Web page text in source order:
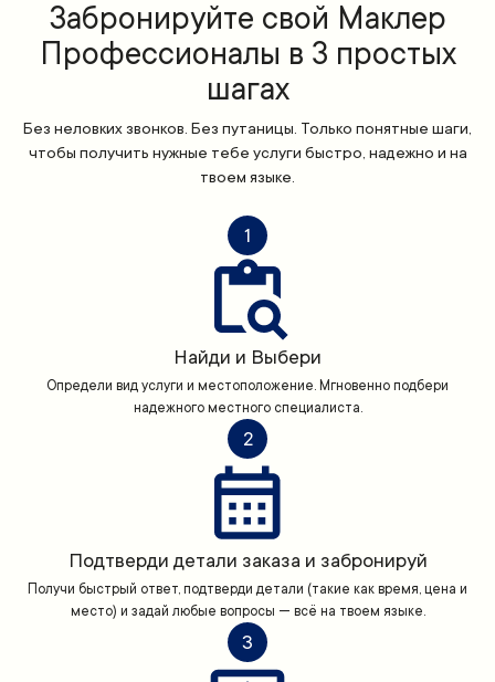
Забронируйте свой Маклер
Профессионалы в 3 простых
шагах
Без неловких звонков. Без путаницы. Только понятные шаги,
чтобы получить нужные тебе услуги быстро, надежно и на
твоем языке.
1
Найди и Выбери
Определи вид услуги и местоположение. Мгновенно подбери
надежного местного специалиста.
2
Подтверди детали заказа и забронируй
Получи быстрый ответ, подтверди детали (такие как время, цена и
место) и задай любые вопросы — всё на твоем языке.
3